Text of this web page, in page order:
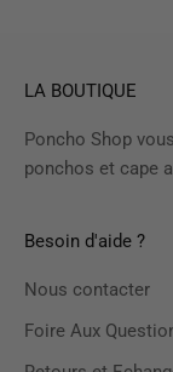
LA BOUTIQUE
Poncho Shop
ponchos et cape
Besoin d'aide ?
Nous contacter
Foire Aux